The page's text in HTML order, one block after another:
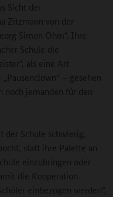
Sicht der
Zitzmann von der
Simon Ohm“. Ihre
Schule die
als eine Art
– gesehen
noch jemanden für den
Schule schwierig,
statt ihre Palette an
einzubringen oder
die Kooperation
einbezogen werden“,